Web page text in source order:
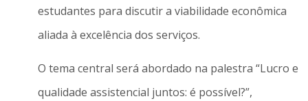
estudantes para discutir a viabilidade econômica
aliada à excelência dos serviços.
O tema central será abordado na palestra “Lucro e
qualidade assistencial juntos: é possível?”,